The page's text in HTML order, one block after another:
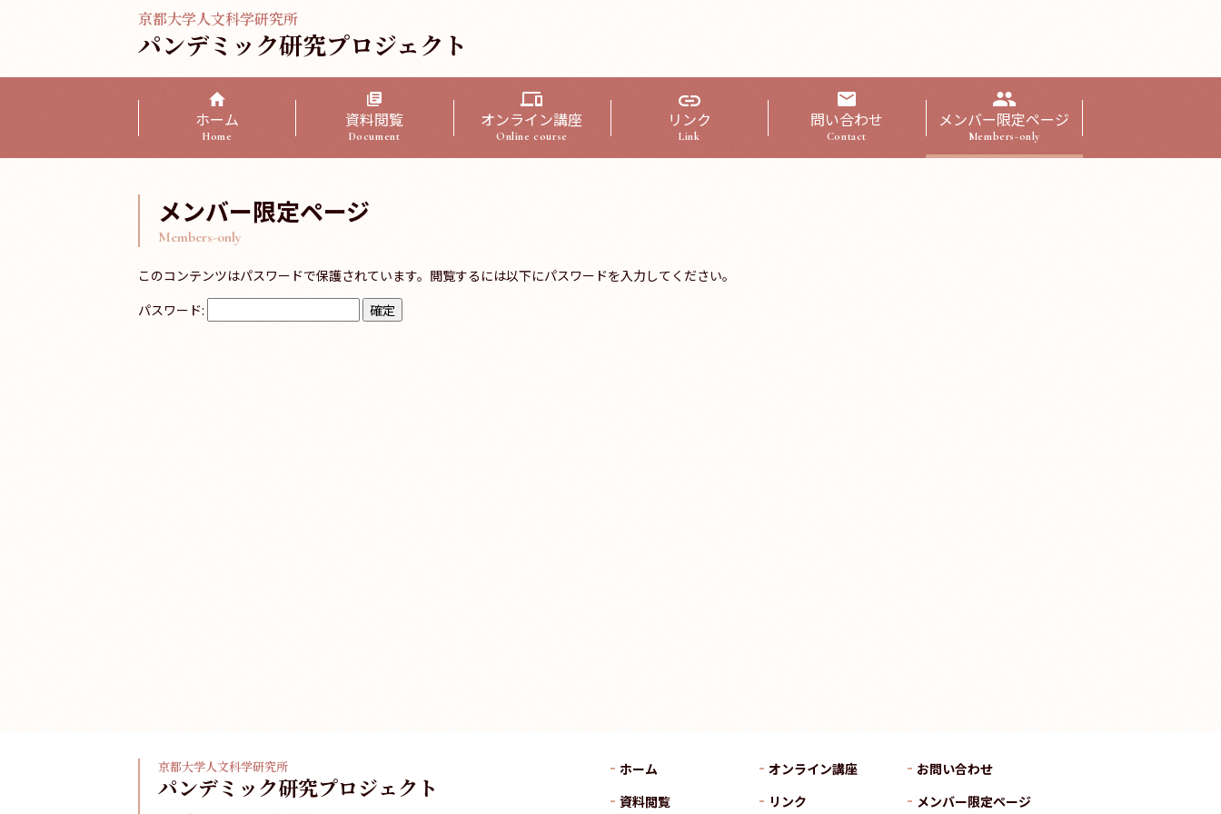
京都大学人文科学研究所
パンデミック研究プロジェクト
ホーム
Home
資料閲覧
Document
オンライン講座
Online course
リンク
Link
問い合わせ
Contact
メンバー限定ページ
Members-only
メンバー限定ページ
Members-only
このコンテンツはパスワードで保護されています。閲覧するには以下にパスワードを入力してください。
パスワード:
京都大学人文科学研究所
パンデミック研究プロジェクト
ホーム オンライン講座
お問い合わせ
資料閲覧
リンク メンバー限定ページ